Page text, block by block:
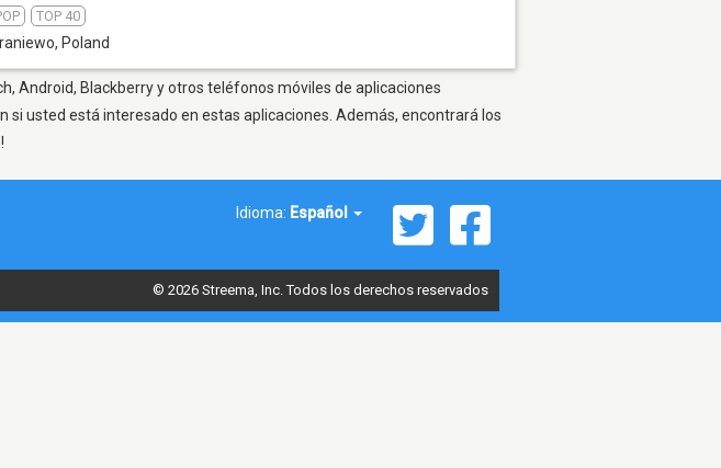
TOP 40
, Poland
Android, Blackberry y otros teléfonos móviles de aplicaciones
usted está interesado en estas aplicaciones. Además, encontrará los
Idioma: Español
© 2026 Streema, Inc. Todos los derechos reservados